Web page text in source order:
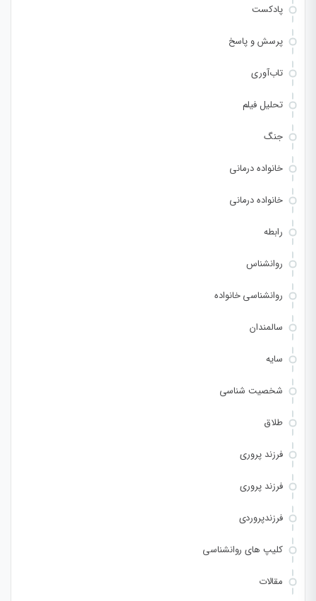
پادکست
پرسش و پاسخ
تاب‌آوری
تحلیل فیلم
جنگ
خانواده درمانی
خانواده درمانی
رابطه
روانشناس
روانشناسی خانواده
سالمندان
سایه
شخصیت شناسی
طلاق
فرزند پروری
فرزند پروری
فرزندپروردی
کلیپ های روانشناسی
مقالات